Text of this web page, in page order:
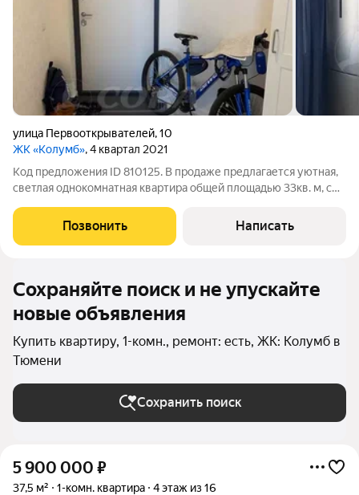
улица Первооткрывателей,10
ЖК «Колумб», 4 квартал 2021
Код предложения ID 810125. В продаже предлагается уютная,
светлая однокомнатная квартира общей площадью 33кв. м, с
Функциональная кухня, оснащенная трехкомфорочной
варочной поверхностью "Weisgauff", духовым
Позвонить Написать
Сохраняйте поиск и не упускайте
новые объявления
Купить квартиру, 1-комн., ремонт: есть, ЖК: Колумб в
Тюмени
Сохранить поиск
5 900 000 ₽
37,5 м² 1-комн. квартира 4 этаж из 16